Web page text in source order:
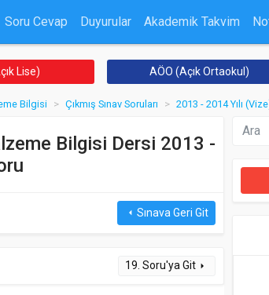
Soru Cevap Duyurular Akademik Takvim
Lise) AÖO (Açık Ortaokul)
Bilgisi Çıkmış Sınav Soruları 2013 - 2014 Yılı
Bilgisi Dersi 2013 -
arrow_leftSınava Geri Git
19. Soru'ya Git arrow_right